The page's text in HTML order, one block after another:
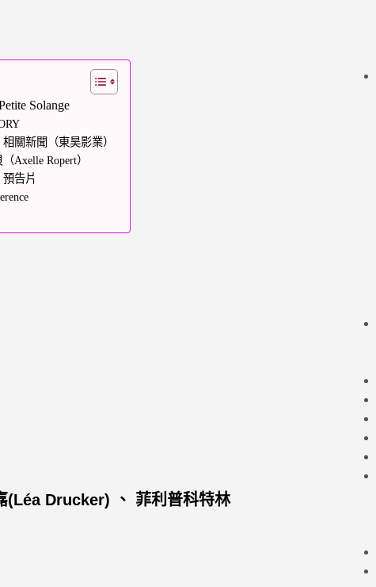
Solange
關新聞（東昊影業）
Axelle Ropert）
告片
(Léa Drucker) 、 菲利普科特林